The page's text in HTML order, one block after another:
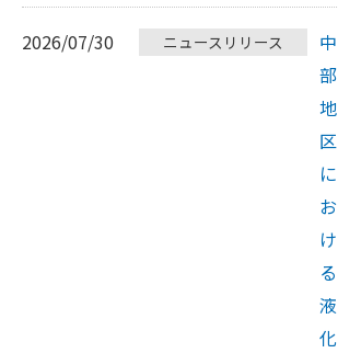
2026/07/30 ニュースリリース
中
部
地
区
に
お
け
る
液
化